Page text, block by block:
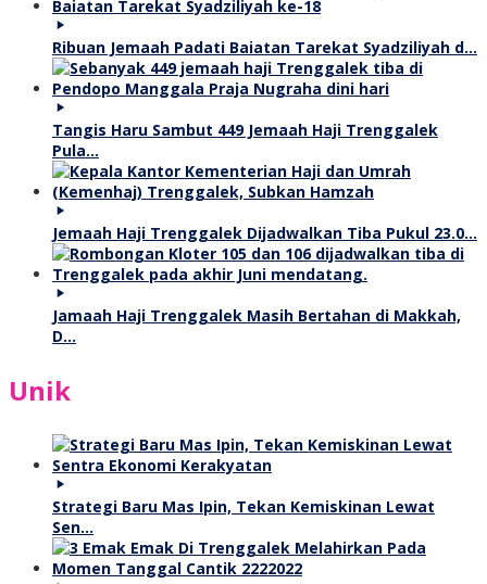
Ribuan Jemaah Padati Baiatan Tarekat Syadziliyah d…
Tangis Haru Sambut 449 Jemaah Haji Trenggalek
Pula…
Jemaah Haji Trenggalek Dijadwalkan Tiba Pukul 23.0…
Jamaah Haji Trenggalek Masih Bertahan di Makkah,
D…
Unik
Strategi Baru Mas Ipin, Tekan Kemiskinan Lewat
Sen…